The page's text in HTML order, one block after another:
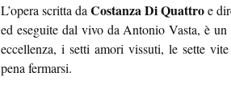
L’opera scritta daCostanza Di Quattroe
ed eseguite dal vivo da Antonio Vasta, è
eccellenza, i setti amori vissuti, le sette
pena fermarsi.